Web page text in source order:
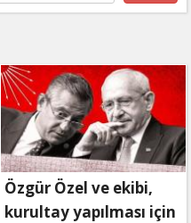
Özgür Özel ve ekibi,
kurultay yapılması için